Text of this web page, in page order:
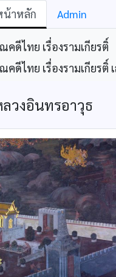
น้าหลัก Admin
คดีไทย เรื่องรามเกียรติ์
คดีไทย เรื่องรามเกียรติ์
วงอินทรอาวุธ